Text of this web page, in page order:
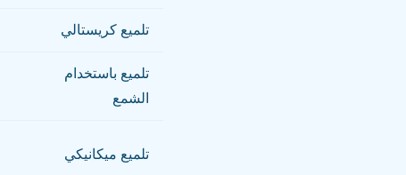
تلميع كريستالي
تلميع باستخدام
الشمع
تلميع ميكانيكي